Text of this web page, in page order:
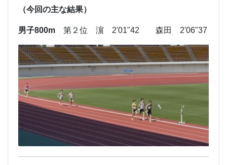
（今回の主な結果）
男子800m 第２位 濵 2'01"42 森田 2'06"37